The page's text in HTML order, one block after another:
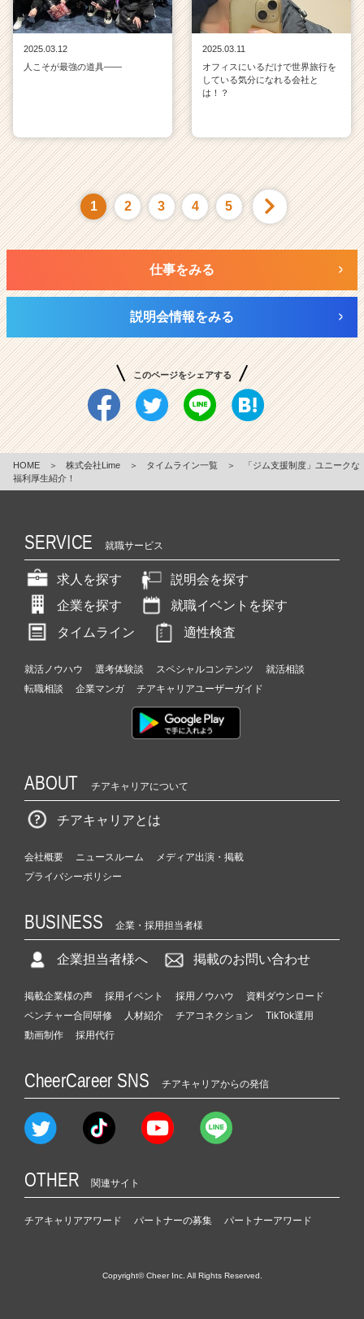
2025.03.12
人こそが最強の道具——
2025.03.11
オフィスにいるだけで世界旅行を
している気分になれる会社と
は！？
1 2 3 4 5
仕事をみる
説明会情報をみる
このページをシェアする
HOME ＞ 株式会社Lime ＞ タイムライン一覧 ＞
「ジム支援制度」ユニークな
福利厚生紹介！
SERVICE 就職サービス
求人を探す
説明会を探す
企業を探す
就職イベントを探す
タイムライン
適性検査
就活ノウハウ 選考体験談 スペシャルコンテンツ
就活相談
転職相談
企業マンガ チアキャリアユーザーガイド
ABOUT チアキャリアについて
チアキャリアとは
会社概要 ニュースルーム
メディア出演・掲載
プライバシーポリシー
BUSINESS 企業・採用担当者様
企業担当者様へ 掲載のお問い合わせ
掲載企業様の声 採用イベント 採用ノウハウ
資料ダウンロード
ベンチャー合同研修
人材紹介 チアコネクション
TikTok運用
動画制作
採用代行
CheerCareer SNS チアキャリアからの発信
OTHER 関連サイト
チアキャリアアワード パートナーの募集 パートナーアワード
Copyright© Cheer Inc. All Rights Reserved.